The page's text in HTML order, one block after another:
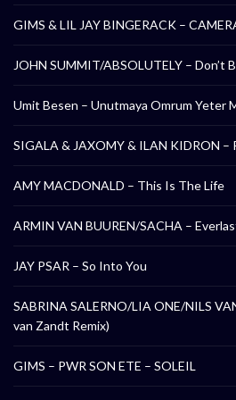
GIMS & LIL JAY BINGERACK –
JOHN SUMMIT/ABSOLUTELY – Don’t
Umit Besen – Unutmaya Omrum Yeter
SIGALA & JAXOMY & ILAN KIDRON –
AMY MACDONALD – This Is The Life
ARMIN VAN BUUREN/SACHA –
JAY PSAR – So Into You
SABRINA SALERNO/LIA ONE/NILS
van Zandt Remix)
GIMS – PWR SON ETE – SOLEIL